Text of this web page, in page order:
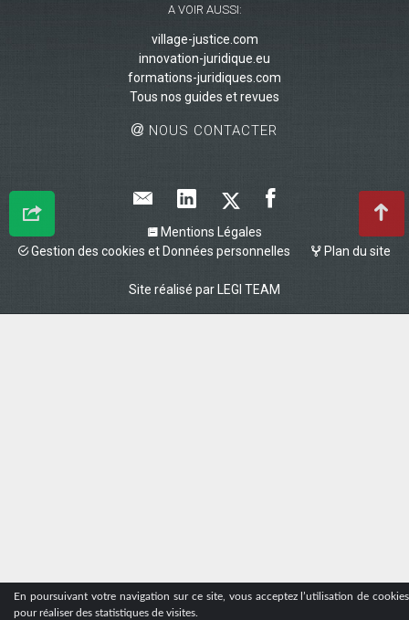
En poursuivant votre navigation sur ce site, vous acceptez l’utilisation de cookies
pour réaliser des statistiques de visites.
A VOIR AUSSI:
village-justice.com
innovation-juridique.eu
formations-juridiques.com
Tous nos guides et revues
NOUS CONTACTER
Mentions Légales
Gestion des cookies et Données personnelles
Plan du site
Site réalisé par LEGI TEAM